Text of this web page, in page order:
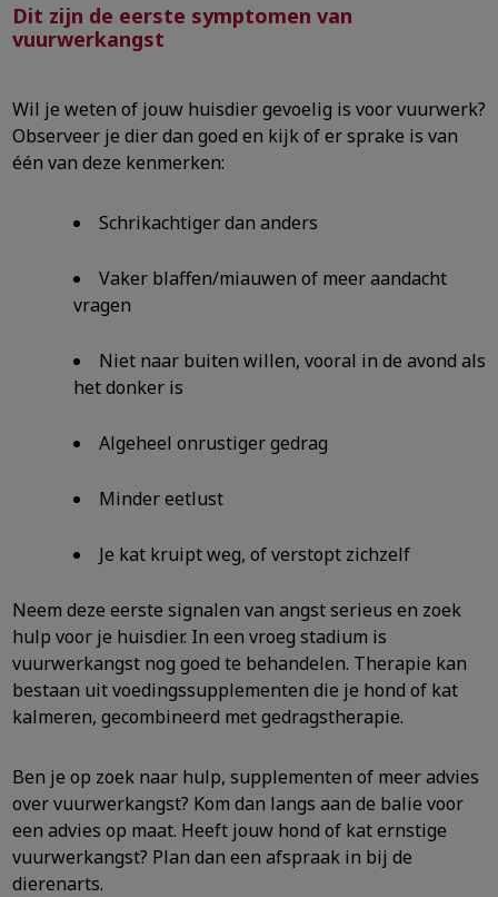
Dit zijn de eerste symptomen van
vuurwerkangst
Wil je weten of jouw huisdier gevoelig is voor vuurwerk?
Observeer je dier dan goed en kijk of er sprake is van
één van deze kenmerken:
Schrikachtiger dan anders
Vaker blaffen/miauwen of meer aandacht
vragen
Niet naar buiten willen, vooral in de avond als
het donker is
Algeheel onrustiger gedrag
Minder eetlust
Je kat kruipt weg, of verstopt zichzelf
Neem deze eerste signalen van angst serieus en zoek
hulp voor je huisdier. In een vroeg stadium is
vuurwerkangst nog goed te behandelen. Therapie kan
bestaan uit voedingssupplementen die je hond of kat
kalmeren, gecombineerd met gedragstherapie.
Ben je op zoek naar hulp, supplementen of meer advies
over vuurwerkangst? Kom dan langs aan de balie voor
een advies op maat. Heeft jouw hond of kat ernstige
vuurwerkangst? Plan dan een afspraak in bij de
dierenarts.